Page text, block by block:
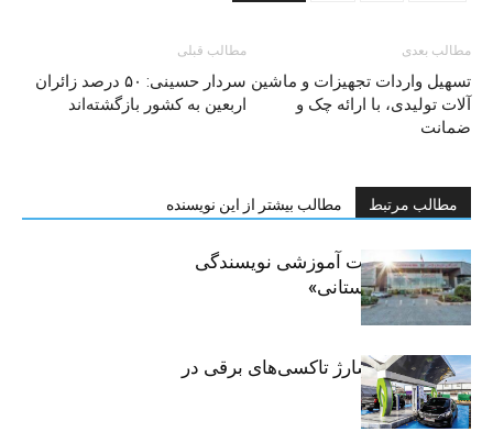
مطالب قبلی
سردار حسینی: ۵۰ درصد زائران
اربعین به کشور بازگشته‌اند
مطالب بعدی
تسهیل واردات تجهیزات و ماشین
آلات تولیدی، با ارائه چک و
ضمانت
مطالب مرتبط مطالب بیشتر از این نویسنده
برگزاری جلسات آموزشی نویسندگی
«زندگی‌نامه داستانی»
توسعه شبکه شارژ تاکسی‌های برقی در
پایتخت